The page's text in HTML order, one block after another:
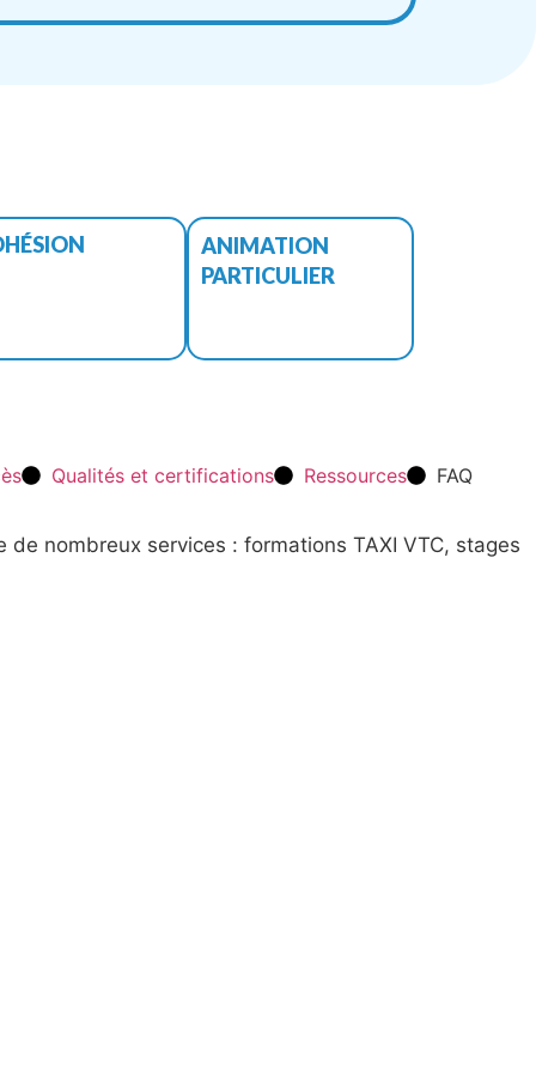
ANIMATION
PARTICULIER
Qualités et certifications Ressources FAQ
nombreux services : formations TAXI VTC, stages